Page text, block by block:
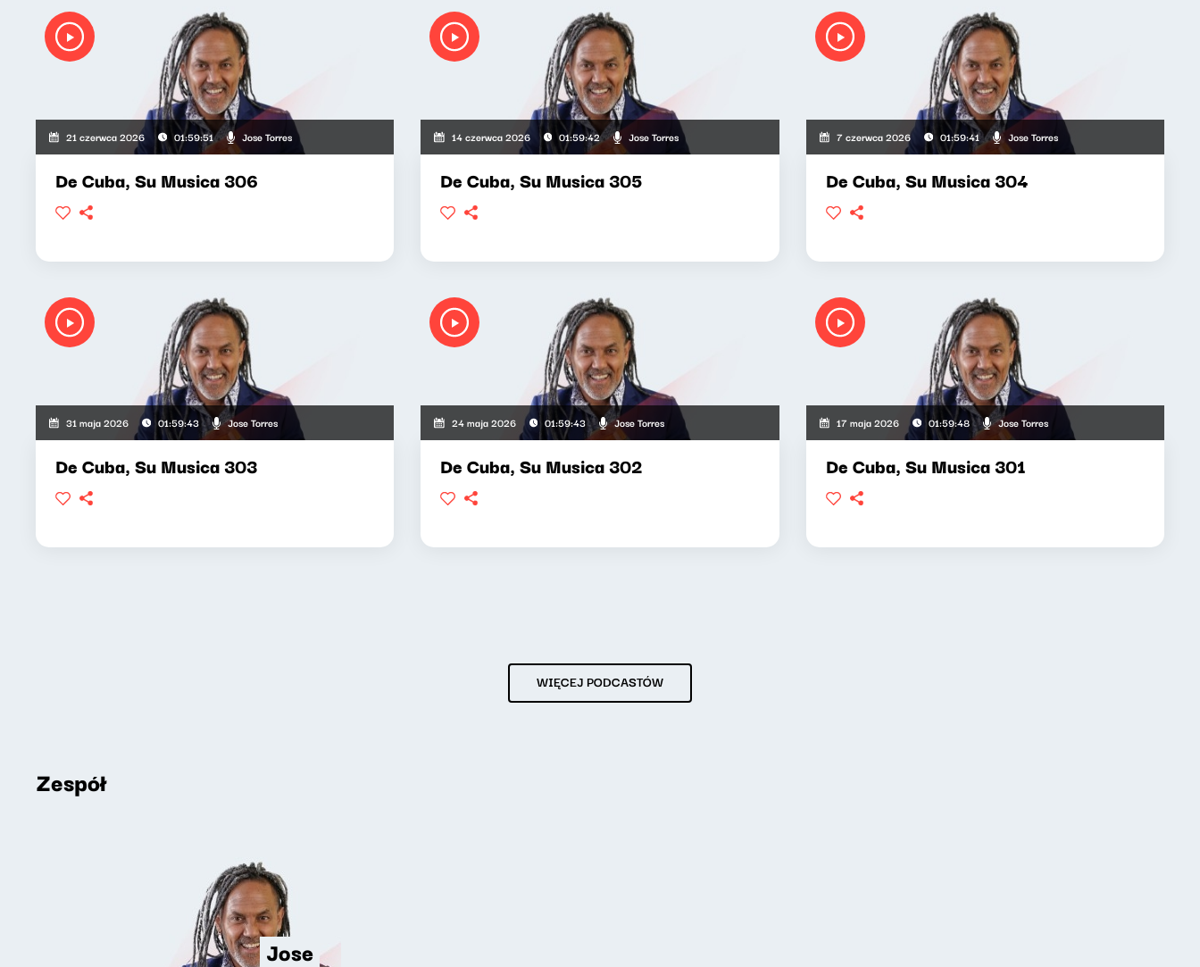
21 czerwca 2026 01:59:51 Jose Torres
De Cuba, Su Musica 306
14 czerwca 2026 01:59:42 Jose Torres
De Cuba, Su Musica 305
7 czerwca 2026 01:59:41 Jose Torres
De Cuba, Su Musica 304
31 maja 2026 01:59:43 Jose Torres
De Cuba, Su Musica 303
24 maja 2026 01:59:43 Jose Torres
De Cuba, Su Musica 302
17 maja 2026 01:59:48 Jose Torres
De Cuba, Su Musica 301
WIĘCEJ PODCASTÓW
Zespół
Jose